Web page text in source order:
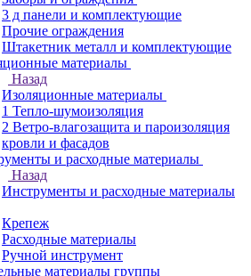
3 д панели и комплектующие
Прочие ограждения
Штакетник металл и комплектующие
материалы
Назад
Изоляционные материалы
1 Тепло-шумоизоляция
2 Ветро-влагозащита и пароизоляция
кровли и фасадов
и расходные материалы
Назад
Инструменты и расходные материалы
Крепеж
Расходные материалы
Ручной инструмент
материалы группы